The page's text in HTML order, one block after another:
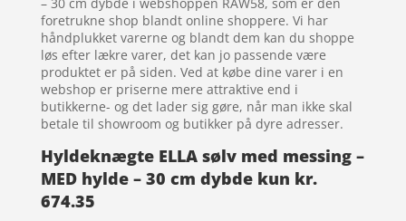
foretrukne shop blandt online shoppere. Vi har
håndplukket varerne og blandt dem kan du shoppe
løs efter lækre varer, det kan jo passende være
produktet er på siden. Ved at købe dine varer i en
webshop er priserne mere attraktive end i
butikkerne- og det lader sig gøre, når man ikke skal
betale til showroom og butikker på dyre adresser.
Hyldeknægte ELLA sølv med messing –
MED hylde – 30 cm dybde kun kr.
674.35